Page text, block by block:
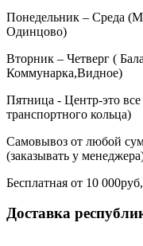
Понедельник – Среда
Одинцово)
Вторник – Четверг (
Коммунарка,Видное)
Пятница - Центр-это
транспортного кольца)
Самовывоз от любой
(заказывать у
Бесплатная от 10
Доставка